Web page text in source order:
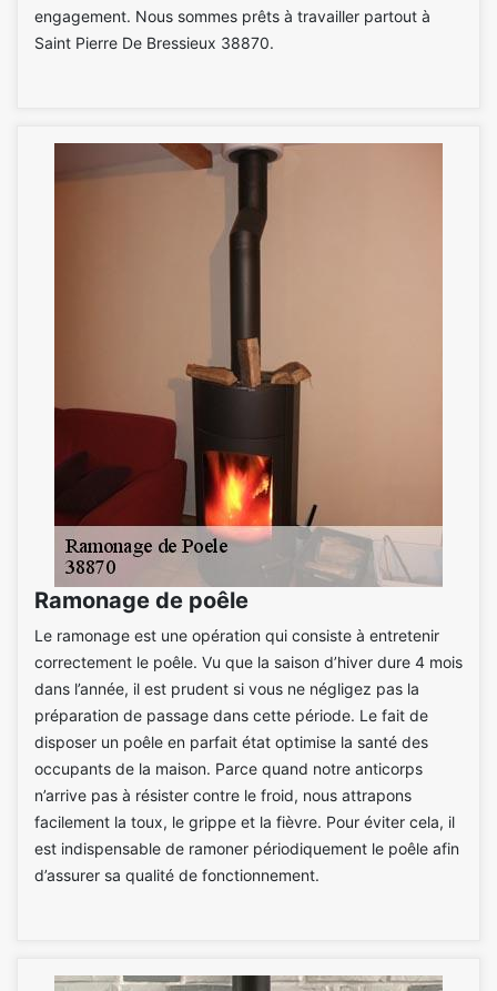
engagement. Nous sommes prêts à travailler partout à
Saint Pierre De Bressieux 38870.
Ramonage de poêle
Le ramonage est une opération qui consiste à entretenir
correctement le poêle. Vu que la saison d’hiver dure 4 mois
dans l’année, il est prudent si vous ne négligez pas la
préparation de passage dans cette période. Le fait de
disposer un poêle en parfait état optimise la santé des
occupants de la maison. Parce quand notre anticorps
n’arrive pas à résister contre le froid, nous attrapons
facilement la toux, le grippe et la fièvre. Pour éviter cela, il
est indispensable de ramoner périodiquement le poêle afin
d’assurer sa qualité de fonctionnement.